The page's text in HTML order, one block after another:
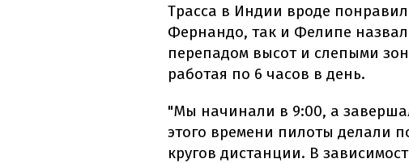
Трасса в Индии вроде
Фернандо, так и Фелипе
перепадом высот и слепыми
работая по 6 часов в день.
"Мы начинали в 9:00, а
этого времени пилоты делали
кругов дистанции. В